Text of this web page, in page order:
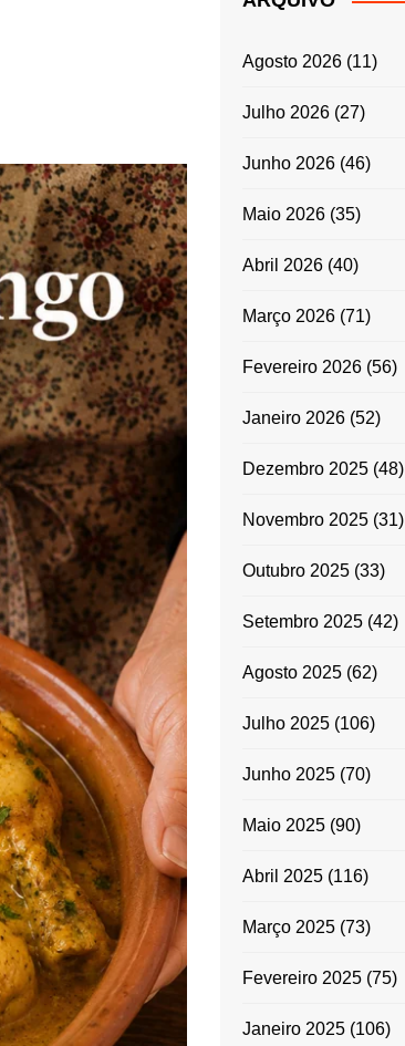
ENTRADAS E
GRATINADOS
MASSAS
TEMPEROS
MICRO-ONDAS
PORTUGUESA
Agosto 2026 (11)
Julho 2026 (27)
Junho 2026 (46)
Maio 2026 (35)
Abril 2026 (40)
Março 2026 (71)
Fevereiro 2026 (56)
Janeiro 2026 (52)
Dezembro 2025 (48)
Novembro 2025 (31)
Outubro 2025 (33)
Setembro 2025 (42)
Agosto 2025 (62)
Julho 2025 (106)
Junho 2025 (70)
Maio 2025 (90)
Abril 2025 (116)
Março 2025 (73)
Fevereiro 2025 (75)
Janeiro 2025 (106)